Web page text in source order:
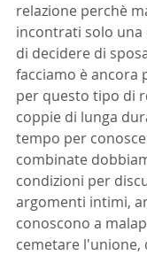
relazione perchè
incontrati solo
di decidere di
facciamo è ancora
per questo tipo di
coppie di lunga
tempo per
combinate
condizioni per
argomenti intimi,
conoscono a
cemetare l'unione,